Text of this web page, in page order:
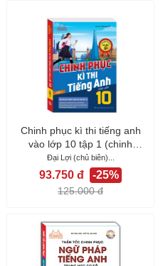
Chinh phục kì thi tiếng anh
vào lớp 10 tập 1 (chinh
phục...
Đại Lợi (chủ biên)...
93.750 đ -25%
125.000 đ